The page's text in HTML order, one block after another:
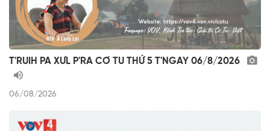
T'RUIH PA XƯL P'RA CƠ TU THỨ 5 T'NGAY 06/8/2026
06/08/2026